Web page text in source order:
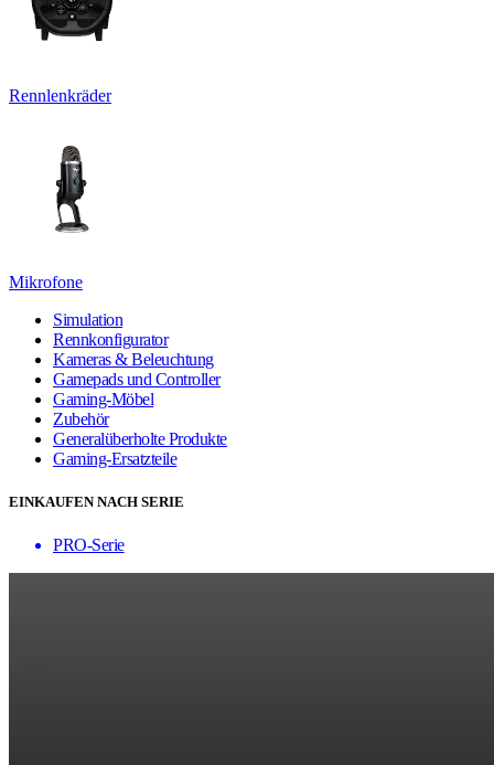
Rennlenkräder
Mikrofone
Simulation
Rennkonfigurator
Kameras & Beleuchtung
Gamepads und Controller
Gaming-Möbel
Zubehör
Generalüberholte Produkte
Gaming-Ersatzteile
EINKAUFEN NACH SERIE
PRO-Serie